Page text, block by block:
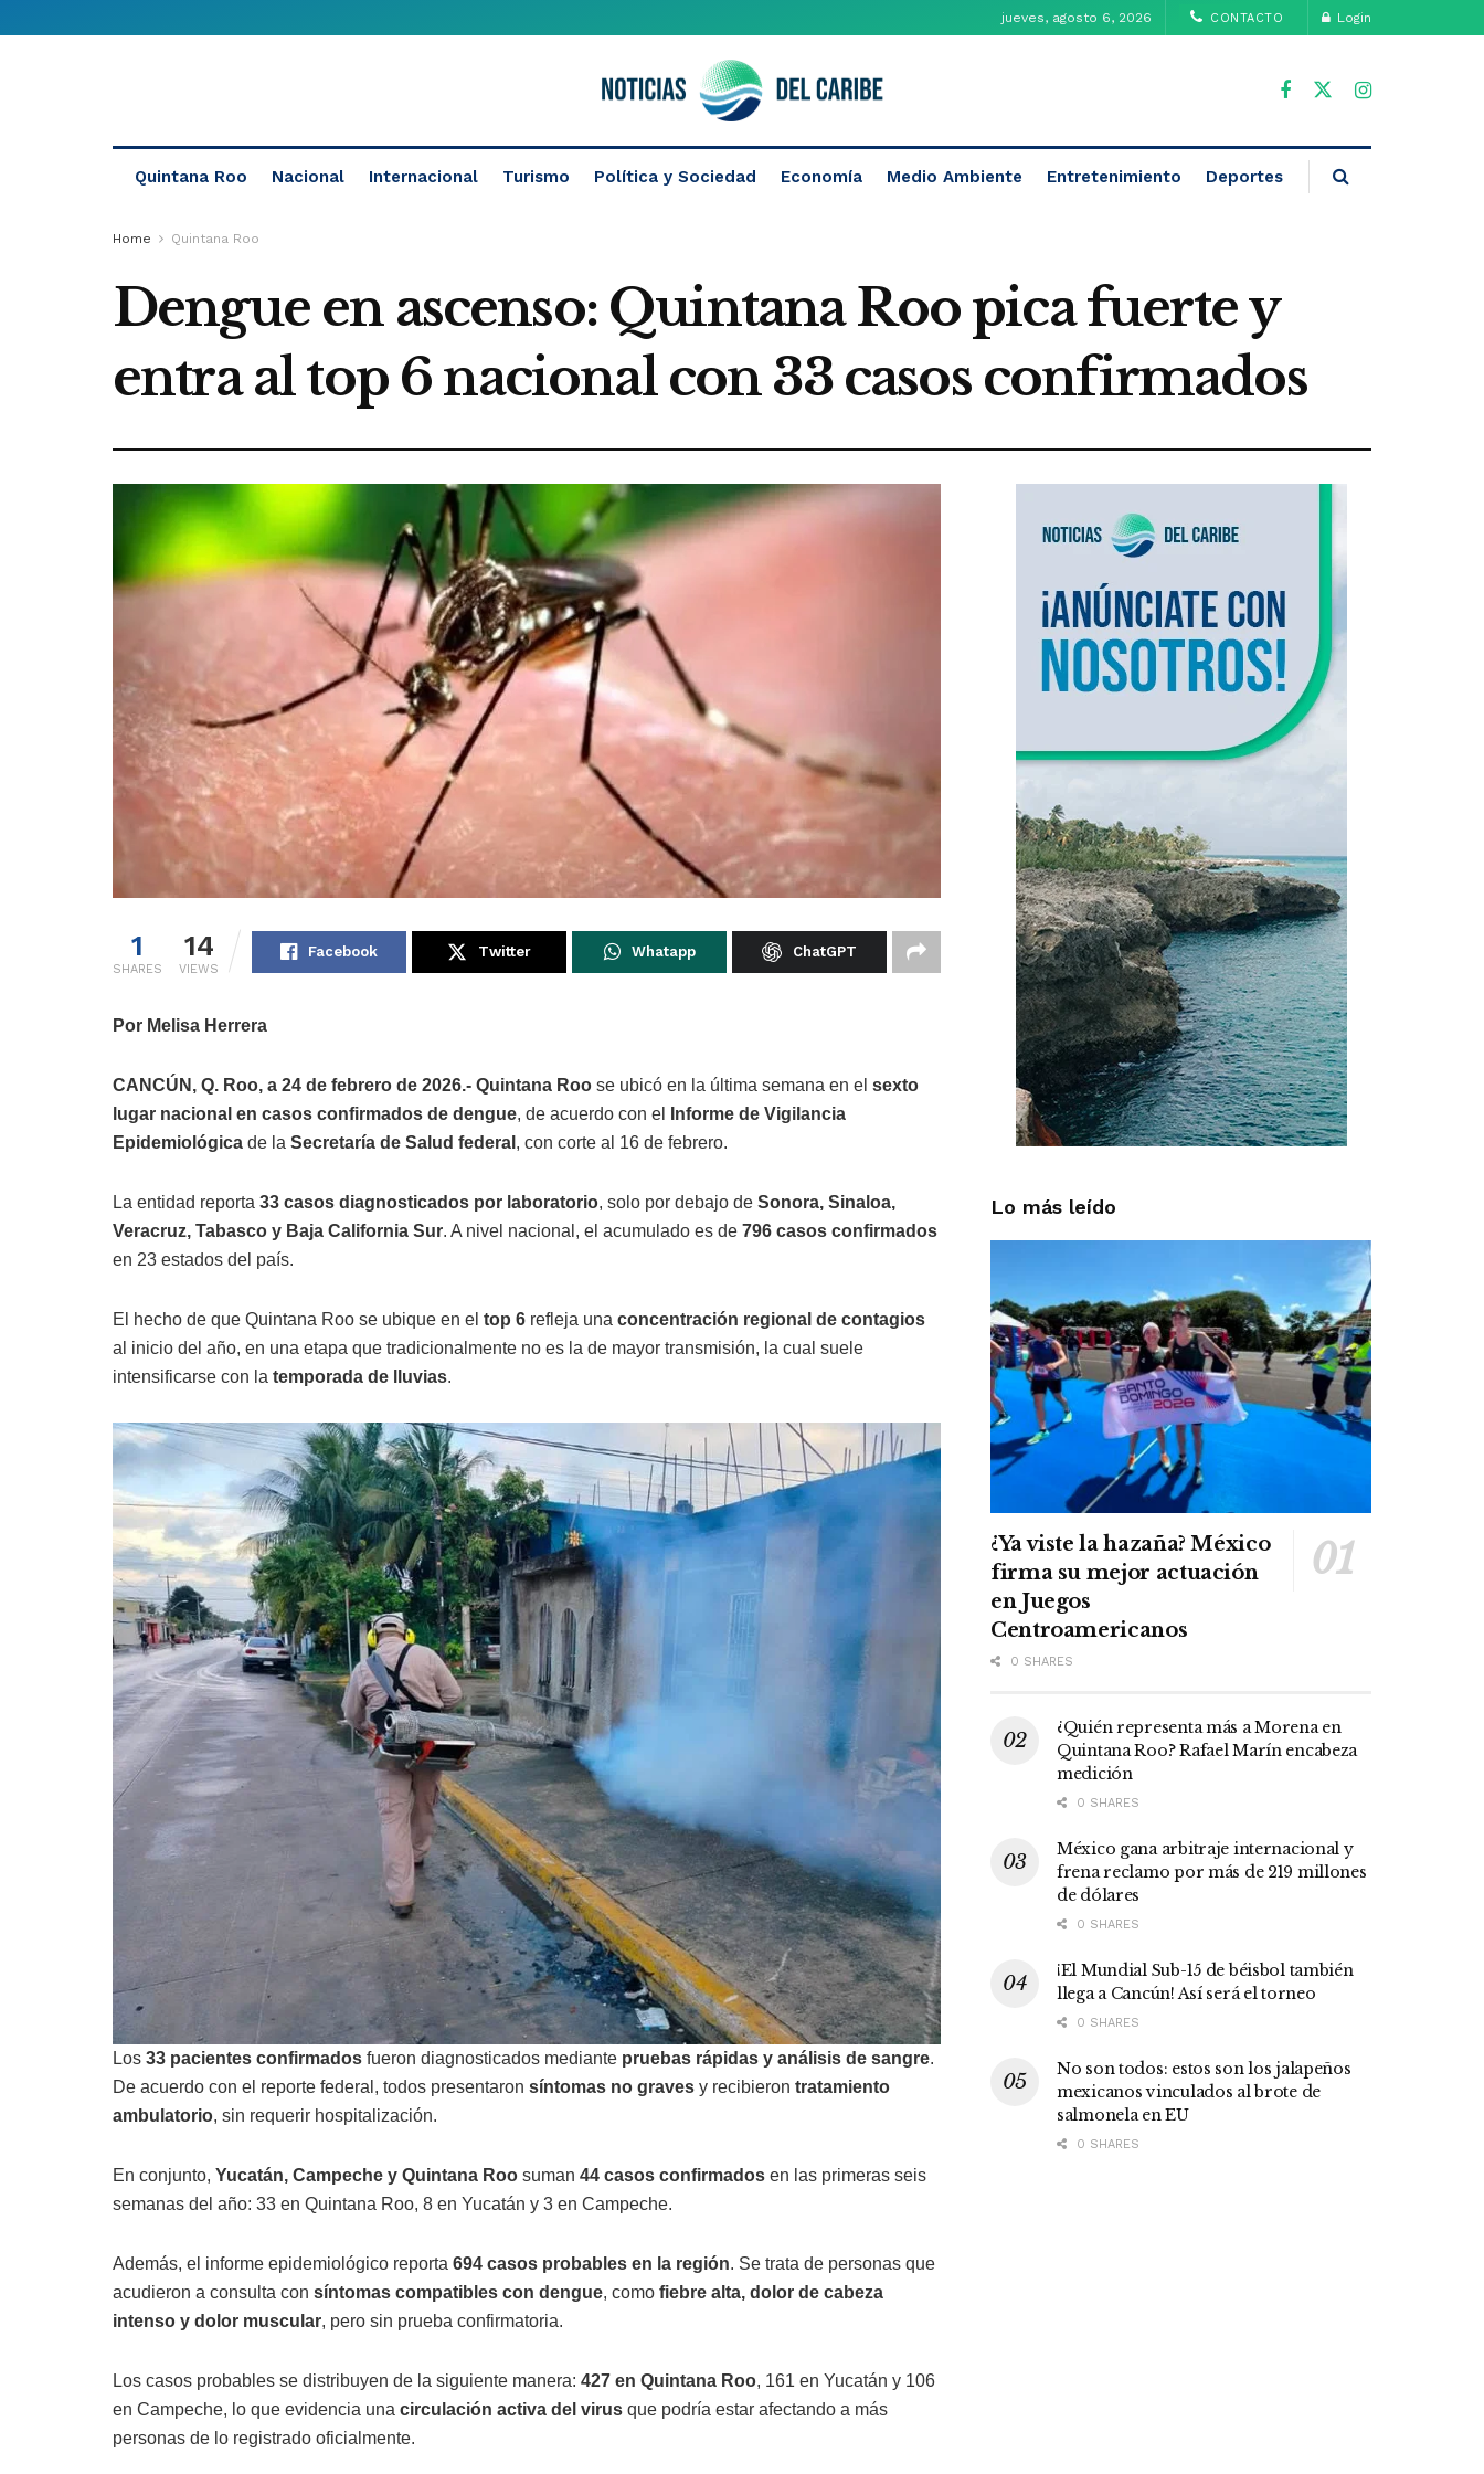
jueves, agosto 6, 2026 CONTACTO Login
Quintana Roo Nacional Internacional Turismo Política y Sociedad Economía Medio Ambiente Entretenimiento Deportes
Home Quintana Roo
Dengue en ascenso: Quintana Roo pica fuerte y
entra al top 6 nacional con 33 casos confirmados
1
SHARES
14
VIEWS
Facebook Twitter Whatapp ChatGPT
Por Melisa Herrera
CANCÚN, Q. Roo, a 24 de febrero de 2026.- Quintana Roo se ubicó en la última semana en el sexto
lugar nacional en casos confirmados de dengue, de acuerdo con el
Informe de Vigilancia
Epidemiológica de la Secretaría de Salud federal , con corte al 16 de febrero.
La entidad reporta 33 casos diagnosticados por laboratorio, solo por debajo de Sonora, Sinaloa,
Veracruz, Tabasco y Baja California Sur. A nivel nacional, el acumulado es de 796 casos confirmados
en 23 estados del país.
El hecho de que Quintana Roo se ubique en el top 6 refleja una concentración regional de contagios
al inicio del año, en una etapa que tradicionalmente no es la de mayor transmisión, la cual suele
intensificarse con la temporada de lluvias.
Los 33 pacientes confirmados fueron diagnosticados mediante pruebas rápidas y análisis de sangre.
De acuerdo con el reporte federal, todos presentaron síntomas no graves y recibieron tratamiento
ambulatorio, sin requerir hospitalización.
En conjunto, Yucatán, Campeche y Quintana Roo suman 44 casos confirmados en las primeras seis
semanas del año: 33 en Quintana Roo, 8 en Yucatán y 3 en Campeche.
Además, el informe epidemiológico reporta 694 casos probables en la región. Se trata de personas que
acudieron a consulta con síntomas compatibles con dengue, como fiebre alta, dolor de cabeza
intenso y dolor muscular, pero sin prueba confirmatoria.
Los casos probables se distribuyen de la siguiente manera: 427 en Quintana Roo, 161 en Yucatán y 106
en Campeche, lo que evidencia una circulación activa del virus que podría estar afectando a más
personas de lo registrado oficialmente.
Lo más leído
¿Ya viste la hazaña? México
firma su mejor actuación
en Juegos
Centroamericanos
0 SHARES
¿Quién representa más a Morena en
Quintana Roo? Rafael Marín encabeza
medición
0 SHARES
México gana arbitraje internacional y
frena reclamo por más de 219 millones
de dólares
0 SHARES
¡El Mundial Sub-15 de béisbol también
llega a Cancún! Así será el torneo
0 SHARES
No son todos: estos son los jalapeños
mexicanos vinculados al brote de
salmonela en EU
0 SHARES